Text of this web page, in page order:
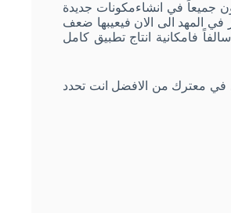
جميعاً في انشاءمكونات جديدة
في المهد الى الان فيعيبها ضعف
فامكانية انتاج تطبيق كامل
معترك من الافضل انت تحدد